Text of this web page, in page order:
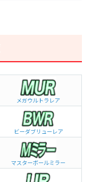
メガウルトラレア
ビーダブリュー レア
マスターボールミラー